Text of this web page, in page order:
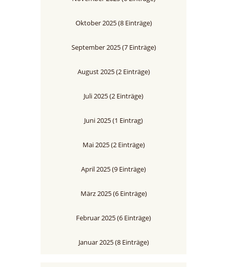
Oktober 2025 (8 Einträge)
September 2025 (7 Einträge)
August 2025 (2 Einträge)
Juli 2025 (2 Einträge)
Juni 2025 (1 Eintrag)
Mai 2025 (2 Einträge)
April 2025 (9 Einträge)
März 2025 (6 Einträge)
Februar 2025 (6 Einträge)
Januar 2025 (8 Einträge)